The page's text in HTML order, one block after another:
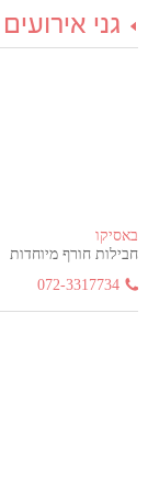
גני
באסיקו
חבילות חורף מיוחדות
072-3317734